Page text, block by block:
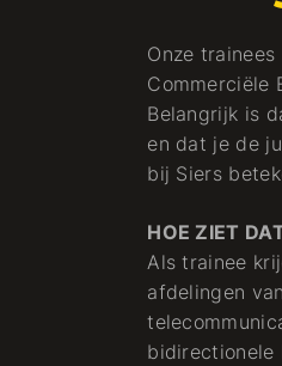
Onze
Commerciële
Belangrijk is
en dat je de
bij Siers
HOE ZIET
Als trainee
afdelingen
bidirectionele